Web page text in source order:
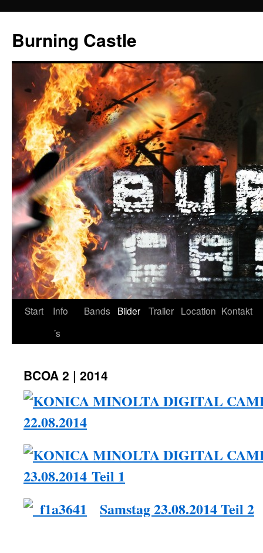
springen
Burning Castle
Start
Info
´s
Bands Bilder Trailer Location Kontakt
BCOA 2 | 2014
22.08.2014
23.08.2014 Teil 1
Samstag 23.08.2014 Teil 2